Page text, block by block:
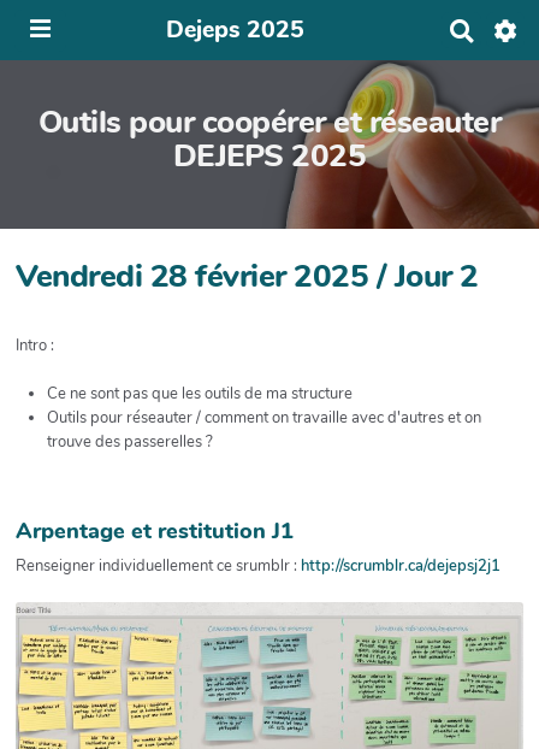
Dejeps 2025
e
r
c
e
r
Outils pour coopérer et réseauter
DEJEPS 2025
Vendredi 28 février 2025 / Jour 2
Intro :
Ce ne sont pas que les outils de ma structure
Outils pour réseauter / comment on travaille avec d'autres et on
trouve des passerelles ?
Arpentage et restitution J1
Renseigner individuellement ce srumblr : http://scrumblr.ca/dejepsj2j1